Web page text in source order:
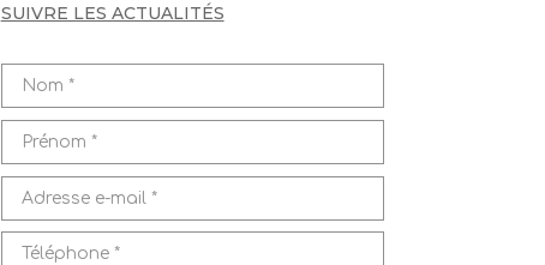
SUIVRE LES ACTUALITÉS